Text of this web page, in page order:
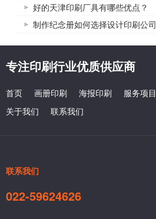
好的天津印刷厂具有哪些优点？
制作纪念册如何选择设计印刷公司
专注印刷行业优质供应商
首页 画册印刷 海报印刷 服务项目
关于我们
联系我们
联系我们
022-59624626